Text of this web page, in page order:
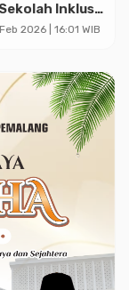
Inklusi
2026 | 16:01 WIB